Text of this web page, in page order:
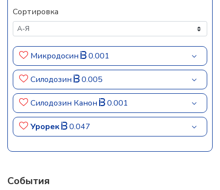
Сортировка
Микродосин 0.001
Силодозин 0.005
Силодозин Канон 0.001
Урорек 0.047
События